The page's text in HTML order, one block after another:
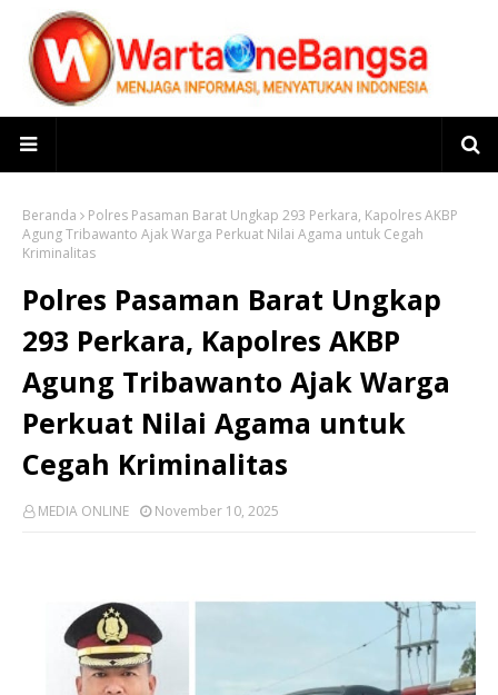
Beranda
Polres Pasaman Barat Ungkap 293 Perkara, Kapolres AKBP
Agung Tribawanto Ajak Warga Perkuat Nilai Agama untuk Cegah
Kriminalitas
Polres Pasaman Barat Ungkap
293 Perkara, Kapolres AKBP
Agung Tribawanto Ajak Warga
Perkuat Nilai Agama untuk
Cegah Kriminalitas
MEDIA ONLINE November 10, 2025